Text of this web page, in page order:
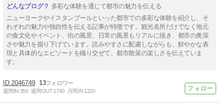
多彩な体験を通じて都市の魅力を伝える
ニューヨークやイスタンブールといった都市での多彩な体験を紹介し、そ
れぞれの魅力や独自性を伝える記事が特徴です。観光名所だけでなく地元
の食文化やイベント、街の風景、日常の風景もリアルに描き、都市の奥深
さや魅力を掘り下げています。読みやすさに配慮しながらも、鮮やかな表
現と具体的なエピソードを織り交ぜて、都市散策の楽しさを伝えていま
す。
2046749 13
週間IN:350 週間OUT:1760 月間IN:1220